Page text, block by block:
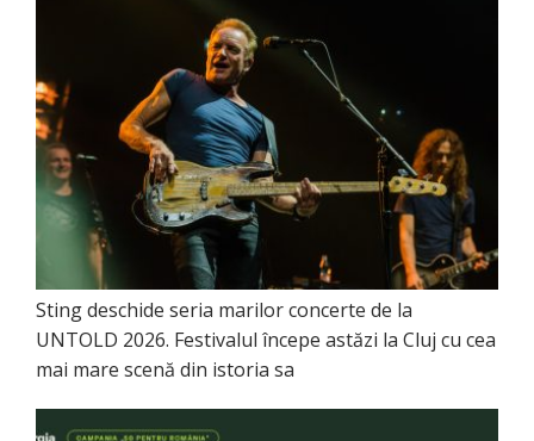
Sting deschide seria marilor concerte de la
UNTOLD 2026. Festivalul începe astăzi la Cluj cu cea
mai mare scenă din istoria sa